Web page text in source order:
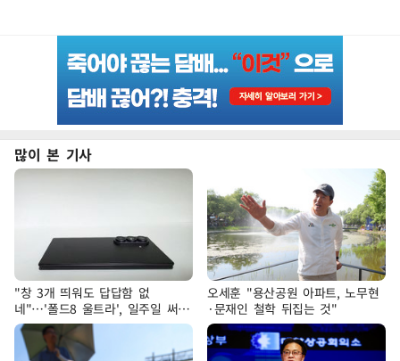
많이 본 기사
"창 3개 띄워도 답답함 없
네"…'폴드8 울트라', 일주일 써보
니
오세훈 "용산공원 아파트, 노무현
·문재인 철학 뒤집는 것"